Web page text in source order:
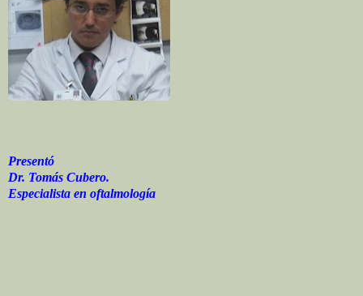
Presentó
Dr. Tomás Cubero.
Especialista en oftalmología